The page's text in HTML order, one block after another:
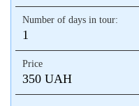
Number of days in tour:
1
Price
350 UAH